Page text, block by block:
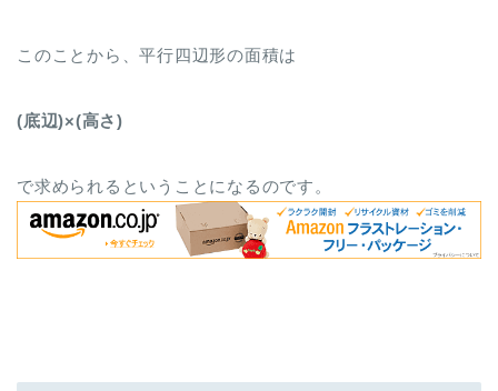
このことから、平行四辺形の面積は
(底辺)×(高さ)
で求められるということになるのです。